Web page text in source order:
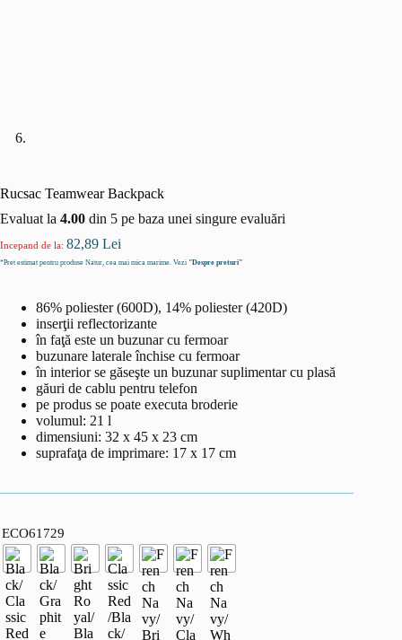
Rucsac Teamwear Backpack
Evaluat la 4.00 din 5 pe baza unei singure evaluări
Incepand de la: 82,89 Lei
*Pret estimat pentru produse Natur, cea mai mica marime. Vezi "Despre preturi"
86% poliester (600D), 14% poliester (420D)
inserţii reflectorizante
în faţă este un buzunar cu fermoar
buzunare laterale închise cu fermoar
în interior se găseşte un buzunar suplimentar cu plasă
găuri de cablu pentru telefon
pe produs se poate executa broderie
volumul: 21 l
dimensiuni: 32 x 45 x 23 cm
suprafaţa de imprimare: 17 x 17 cm
ECO61729